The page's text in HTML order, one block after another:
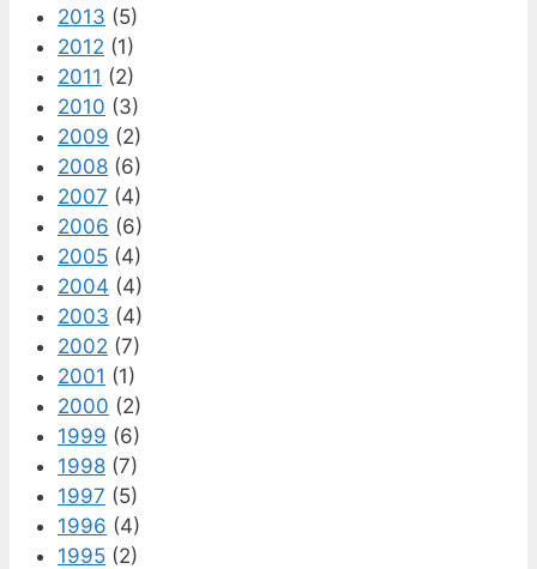
2013 (5)
2012 (1)
2011 (2)
2010 (3)
2009 (2)
2008 (6)
2007 (4)
2006 (6)
2005 (4)
2004 (4)
2003 (4)
2002 (7)
2001 (1)
2000 (2)
1999 (6)
1998 (7)
1997 (5)
1996 (4)
1995 (2)